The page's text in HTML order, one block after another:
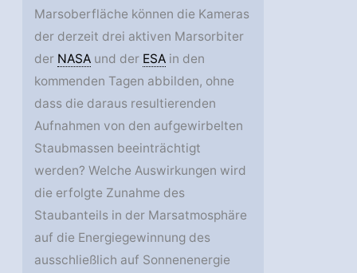
Marsoberfläche können die Kameras
der derzeit drei aktiven Marsorbiter
der NASA und der ESA in den
kommenden Tagen abbilden, ohne
dass die daraus resultierenden
Aufnahmen von den aufgewirbelten
Staubmassen beeinträchtigt
werden? Welche Auswirkungen wird
die erfolgte Zunahme des
Staubanteils in der Marsatmosphäre
auf die Energiegewinnung des
ausschließlich auf Sonnenenergie